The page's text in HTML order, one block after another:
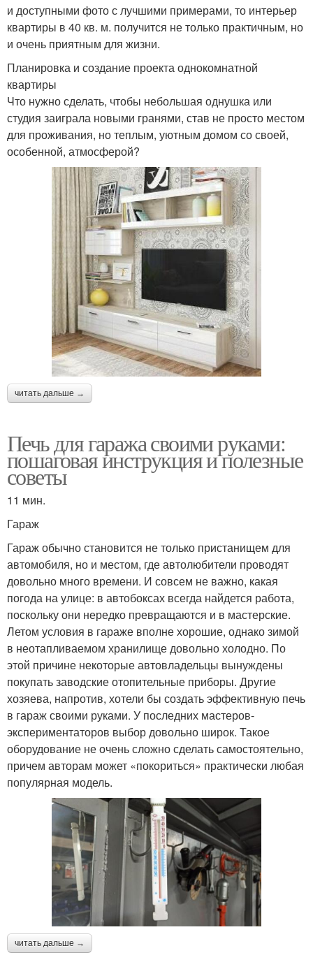
и доступными фото с лучшими примерами, то интерьер
квартиры в 40 кв. м. получится не только практичным, но
и очень приятным для жизни.
Планировка и создание проекта однокомнатной
квартиры
Что нужно сделать, чтобы небольшая однушка или
студия заиграла новыми гранями, став не просто местом
для проживания, но теплым, уютным домом со своей,
особенной, атмосферой?
читать дальше →
Печь для гаража своими руками:
пошаговая инструкция и полезные
советы
11 мин.
Гараж
Гараж обычно становится не только пристанищем для
автомобиля, но и местом, где автолюбители проводят
довольно много времени. И совсем не важно, какая
погода на улице: в автобоксах всегда найдется работа,
поскольку они нередко превращаются и в мастерские.
Летом условия в гараже вполне хорошие, однако зимой
в неотапливаемом хранилище довольно холодно. По
этой причине некоторые автовладельцы вынуждены
покупать заводские отопительные приборы. Другие
хозяева, напротив, хотели бы создать эффективную печь
в гараж своими руками. У последних мастеров-
экспериментаторов выбор довольно широк. Такое
оборудование не очень сложно сделать самостоятельно,
причем авторам может «покориться» практически любая
популярная модель.
читать дальше →